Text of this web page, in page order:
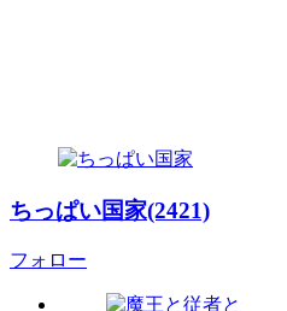
ちっぱい国家(2421)
フォロー